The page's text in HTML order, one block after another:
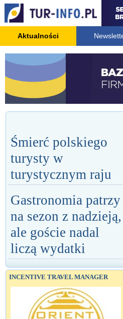
Aktualności
Śmierć polskiego
turysty w
turystycznym raju
Gastronomia patrzy
na sezon z nadzieją,
ale goście nadal
liczą wydatki
INCENTIVE TRAVEL MANAGER